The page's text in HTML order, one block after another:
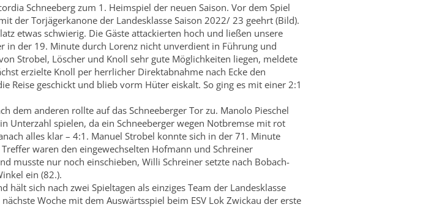
Schneeberg zum 1. Heimspiel der neuen Saison. Vor dem Spiel
der Torjägerkanone der Landesklasse Saison 2022/ 23 geehrt (Bild).
etwas schwierig. Die Gäste attackierten hoch und ließen unsere
in der 19. Minute durch Lorenz nicht unverdient in Führung und
Strobel, Löscher und Knoll sehr gute Möglichkeiten liegen, meldete
erzielte Knoll per herrlicher Direktabnahme nach Ecke den
Reise geschickt und blieb vorm Hüter eiskalt. So ging es mit einer 2:1
dem anderen rollte auf das Schneeberger Tor zu. Manolo Pieschel
Unterzahl spielen, da ein Schneeberger wegen Notbremse mit rot
alles klar – 4:1. Manuel Strobel konnte sich in der 71. Minute
waren den eingewechselten Hofmann und Schreiner
musste nur noch einschieben, Willi Schreiner setzte nach Bobach-
ein (82.).
hält sich nach zwei Spieltagen als einziges Team der Landesklasse
Woche mit dem Auswärtsspiel beim ESV Lok Zwickau der erste